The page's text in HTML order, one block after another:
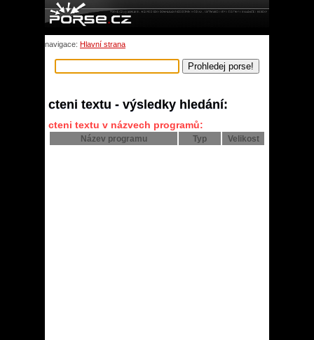
navigace: Hlavní strana
cteni textu - výsledky hledání:
cteni textu v názvech programů:
Název programu Typ Velikost